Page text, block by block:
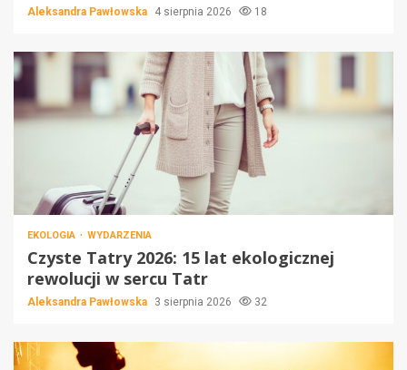
Aleksandra Pawłowska 4 sierpnia 2026 18
EKOLOGIA WYDARZENIA
Czyste Tatry 2026: 15 lat ekologicznej
rewolucji w sercu Tatr
Aleksandra Pawłowska 3 sierpnia 2026 32